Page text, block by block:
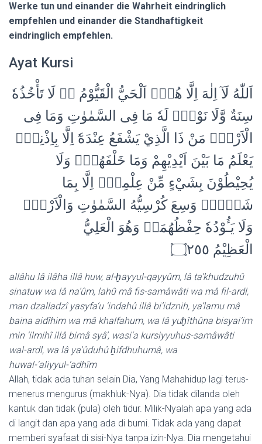
Werke tun und einander die Wahrheit eindringlich
empfehlen und einander die Standhaftigkeit
eindringlich empfehlen.
Ayat Kursi
اَللّٰهُ لَآ اِلٰهَ اِلَّا هُوَۚ اَلْحَيُّ الْقَيُّوْمُ ەۚ لَا تَأْخُذُهٗ
سِنَةٌ وَّلَا نَوْمٌۗ لَهٗ مَا فِى السَّمٰوٰتِ وَمَا فِى
الْاَرْضِۗ مَنْ ذَا الَّذِيْ يَشْفَعُ عِنْدَهٗٓ اِلَّا بِاِذْنِهٖۗ
يَعْلَمُ مَا بَيْنَ اَيْدِيْهِمْ وَمَا خَلْفَهُمْۚ وَلَا
يُحِيْطُوْنَ بِشَيْءٍ مِّنْ عِلْمِهٖٓ اِلَّا بِمَا
شَاۤءَۚ وَسِعَ كُرْسِيُّهُ السَّمٰوٰتِ وَالْاَرْضَۚ
وَلَا يَـُٔوْدُهٗ حِفْظُهُمَاۚ وَهُوَ الْعَلِيُّ
الْعَظِيْمُ ۝٢٥٥
allâhu lâ ilâha illâ huw, al-ḫayyul-qayyûm, lâ ta’khudzuhû
sinatuw wa lâ na’ûm, lahû mâ fis-samâwâti wa mâ fil-ardl,
man dzalladzî yasyfa‘u ‘indahû illâ bi’idznih, ya‘lamu mâ
baina aidîhim wa mâ khalfahum, wa lâ yuḫîthûna bisyai’im
min ‘ilmihî illâ bimâ syâ’, wasi‘a kursiyyuhus-samâwâti
wal-ardl, wa lâ ya’ûduhû ḫifdhuhumâ, wa
huwal-‘aliyyul-‘adhîm
Allah, tidak ada tuhan selain Dia, Yang Mahahidup lagi terus-
menerus mengurus (makhluk-Nya). Dia tidak dilanda oleh
kantuk dan tidak (pula) oleh tidur. Milik-Nyalah apa yang ada
di langit dan apa yang ada di bumi. Tidak ada yang dapat
memberi syafaat di sisi-Nya tanpa izin-Nya. Dia mengetahui